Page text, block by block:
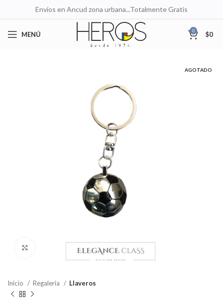
Envíos en Ancud zona urbana...Totalmente Gratis
MENÚ 0 $0
AGOTADO
Clic para ampliar
Inicio Regaleria Llaveros